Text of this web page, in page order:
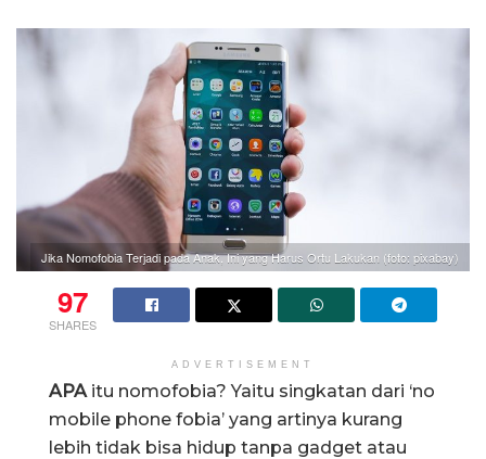
Jika Nomofobia Terjadi pada Anak, Ini yang Harus Ortu Lakukan (foto: pixabay)
97
SHARES
ADVERTISEMENT
APA itu nomofobia? Yaitu singkatan dari ‘no
mobile phone fobia’ yang artinya kurang
lebih tidak bisa hidup tanpa gadget atau